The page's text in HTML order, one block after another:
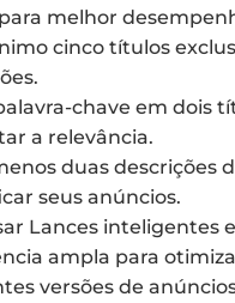
melhor
cinco títulos
chave em dois
a relevância.
duas descrições
seus anúncios.
Lances inteligentes e
ampla para
versões de